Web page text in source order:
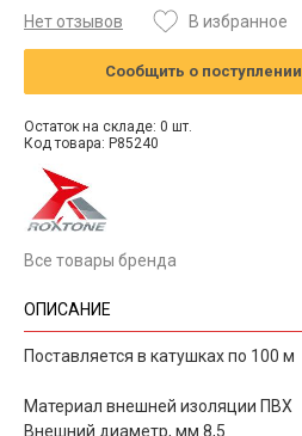
Нет отзывов В избранное
Сообщить о поступлении
Остаток на складе: 0 шт.
Код товара: P85240
Все товары бренда
ОПИСАНИЕ
Поставляется в катушках по 100 м
Материал внешней изоляции ПВХ
Внешний диаметр, мм 8,5